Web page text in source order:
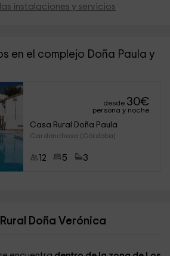
instalaciones y servicios
en el complejo Doña Paula y
desde 30€
persona y noche
Casa Rural Doña Paula
Cardenchosa (Córdoba)
12 5 3
Doña Verónica